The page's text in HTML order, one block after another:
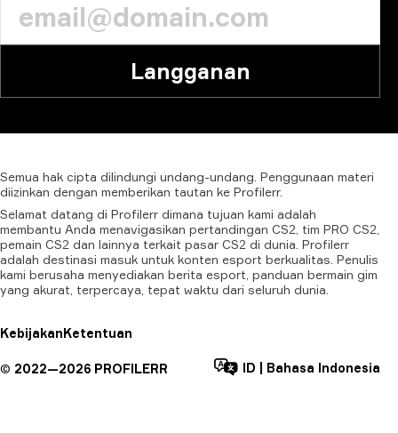
Langganan
Semua hak cipta dilindungi undang-undang. Penggunaan materi
diizinkan dengan memberikan tautan ke Profilerr.
Selamat datang di Profilerr dimana tujuan kami adalah
membantu Anda menavigasikan pertandingan CS2, tim PRO CS2,
pemain CS2 dan lainnya terkait pasar CS2 di dunia. Profilerr
adalah destinasi masuk untuk konten esport berkualitas. Penulis
kami berusaha menyediakan berita esport, panduan bermain gim
yang akurat, terpercaya, tepat waktu dari seluruh dunia.
KebijakanKetentuan
© 2022—2026 PROFILERR ID Bahasa Indonesia